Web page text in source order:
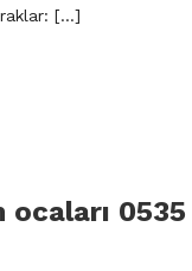
[…]
ocaları 0535